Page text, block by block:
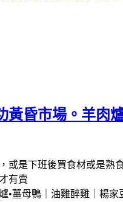
黃昏市場。羊肉
或是下班後買食材或是
有賣
•薑母鴨｜油雞醉雞｜楊家